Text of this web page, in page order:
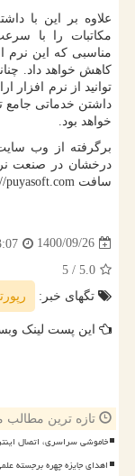
علاوه بر این با
مکاتبات را با
مناسبی که این نرم
کاهش خواهد داد.
توانید از نرم افزار
داشتن خدماتی جامع
خواهد بود.
درخشان در صنعت نرم
سافت puyasoft.com
1400/09/26
5.0
/ 5
تگهای خبر:
این پست لینک
تازه ترین مطالب
خاموشی سراسری، اتصال
اهدای جایزه چهره برجسته